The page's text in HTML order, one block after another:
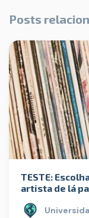
Posts
TESTE:
artista de lá